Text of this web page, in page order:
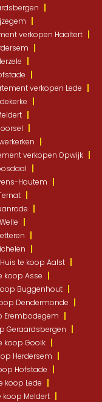
verkopen Haaltert
verkopen Lede
verkopen Opwijk
Houtem
Huis te koop Aalst
koop Asse
Buggenhout
Dendermonde
Erembodegem
Geraardsbergen
koop Gooik
Herdersem
Hofstade
koop Lede
koop Meldert